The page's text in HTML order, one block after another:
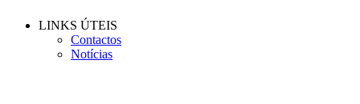
LINKS ÚTEIS
Contactos
Notícias